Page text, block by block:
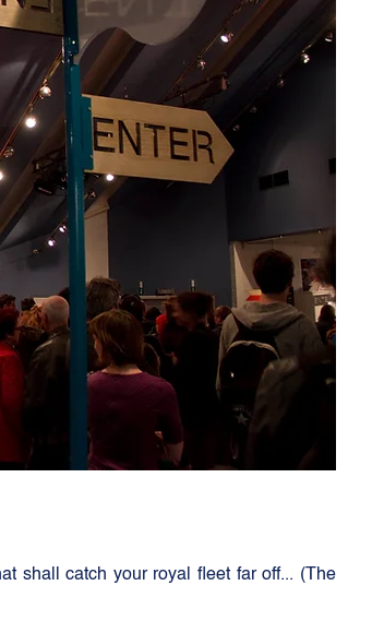
shall catch your royal fleet far off... (The